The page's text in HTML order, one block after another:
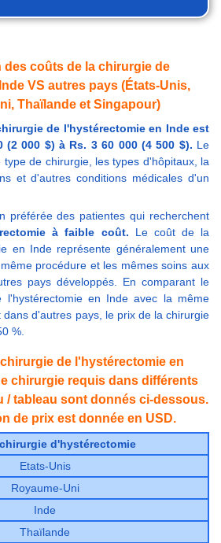
des coûts de la chirurgie de
VS autres pays (États-Unis,
Thaïlande et Singapour)
de l'hystérectomie en Inde est
(2 000 $) à Rs. 3 60 000 (4 500 $). Le
de chirurgie, les types d'hôpitaux, la
et d'autres conditions médicales d'un
préférée des patientes qui recherchent
à faible coût. Le coût de la
en Inde représente généralement une
procédure et les mêmes soins aux
pays développés. En comparant le
en Inde avec la même
d'autres pays, le prix de la chirurgie
%.
de l'hystérectomie en
chirurgie requis dans différents
/ tableau sont donnés ci-dessous.
de prix est donnée en USD.
d'hystérectomie
Etats-Unis
Royaume-Uni
Inde
Thaïlande